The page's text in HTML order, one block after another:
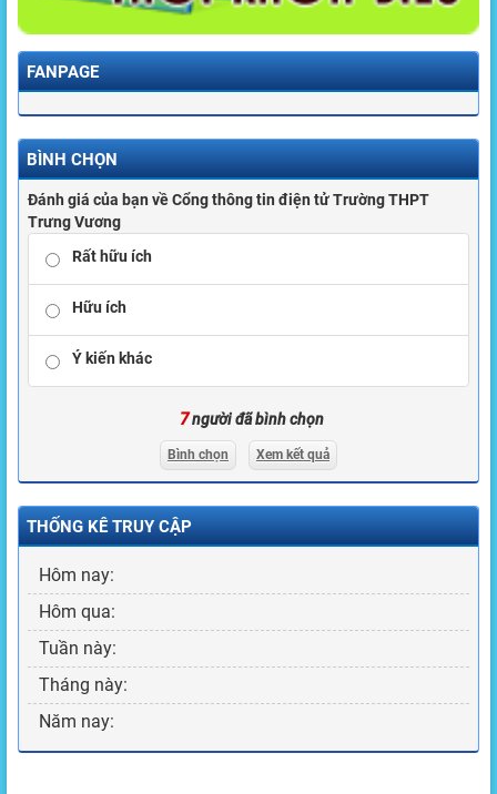
FANPAGE
BÌNH CHỌN
Đánh giá của bạn về Cổng thông tin điện tử Trường THPT
Trưng Vương
Rất hữu ích
Hữu ích
Ý kiến khác
7người đã bình chọn
Bình chọn Xem kết quả
THỐNG KÊ TRUY CẬP
Hôm nay:
Hôm qua:
Tuần này:
Tháng này:
Năm nay: